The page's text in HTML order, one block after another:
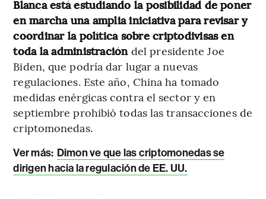
Blanca está estudiando la posibilidad de poner
en marcha una amplia iniciativa para revisar y
coordinar la política sobre criptodivisas en
toda la administración del presidente Joe
Biden, que podría dar lugar a nuevas
regulaciones. Este año, China ha tomado
medidas enérgicas contra el sector y en
septiembre prohibió todas las transacciones de
criptomonedas.
Ver más: Dimon ve que las criptomonedas se
dirigen hacia la regulación de EE. UU.